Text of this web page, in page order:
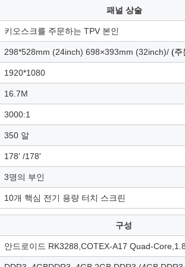
패널 상술
키오스크를 주문하는 TPV 본인
298*528mm (24inch) 698×393mm (32inch)/ (주
1920*1080
16.7M
3000:1
350 알
178' /178'
3명의 부인
10개 핵심 전기 용량 터치 스크린
구성
안드로이드 RK3288,COTEX-A17 Quad-